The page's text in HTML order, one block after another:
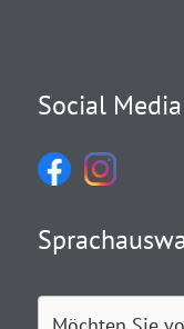
Social Media